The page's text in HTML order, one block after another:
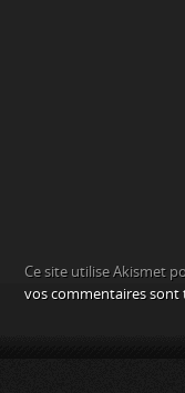
Ce site utilise Akismet
vos commentaires sont